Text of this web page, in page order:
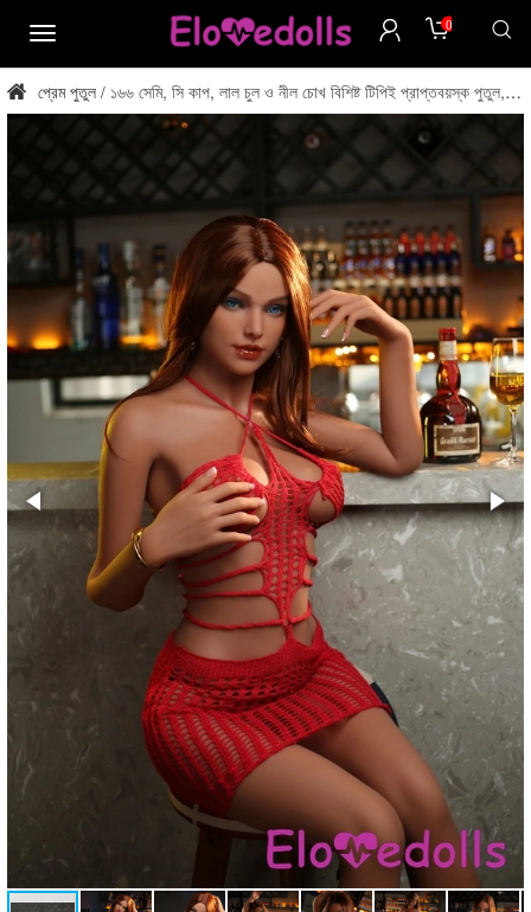
মেনু
0
প্রেম পুতুল / ১৬৬ সেমি, সি কাপ, লাল চুল ও নীল চোখ বিশিষ্ট টিপিই প্রাপ্তবয়স্ক পুতুল,
কানাডার স্টক